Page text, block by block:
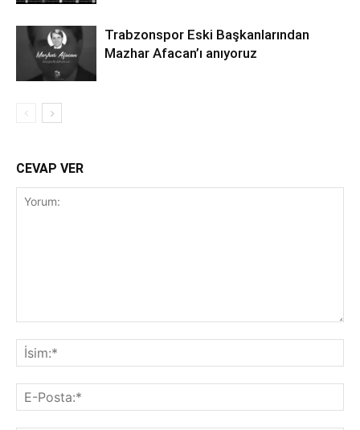
Trabzonspor Eski Başkanlarından
Mazhar Afacan’ı anıyoruz
CEVAP VER